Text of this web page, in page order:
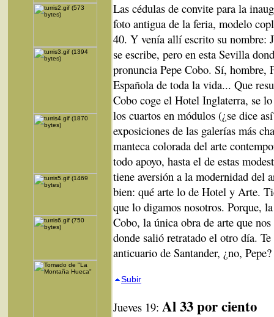
Las cédulas de convite para la
foto antigua de la feria, modelo
40. Y venía allí escrito su nombre:
se escribe, pero en esta Sevilla
pronuncia Pepe Cobo. Sí, hombre,
Española de toda la vida... Que
Cobo coge el Hotel Inglaterra, se
los cuartos en módulos (¿se dice
exposiciones de las galerías más
manteca colorada del arte
todo apoyo, hasta el de estas
tiene aversión a la modernidad del
bien: qué arte lo de Hotel y Arte.
que lo digamos nosotros. Porque,
Cobo, la única obra de arte que
donde salió retratado el otro día.
anticuario de Santander, ¿no,
Subir
Jueves 19: Al 33 por ciento